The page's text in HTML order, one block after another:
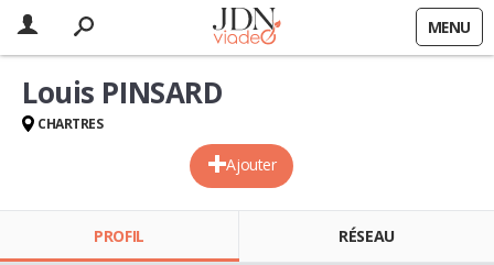
MENU
Ajouter
Louis PINSARD
CHARTRES
PROFIL RÉSEAU